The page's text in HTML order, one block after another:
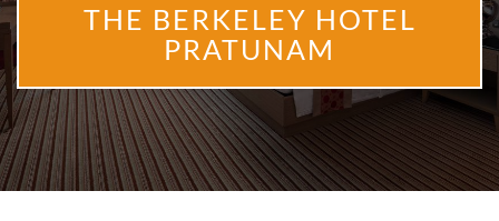
THE BERKELEY HOTEL
PRATUNAM